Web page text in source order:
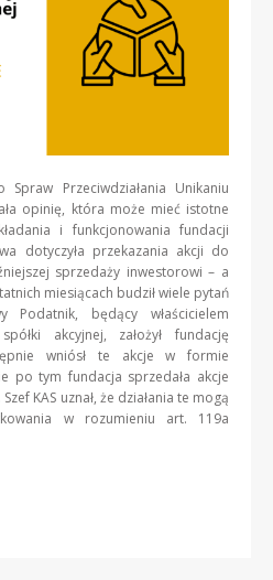
Przeciwdziałania Unikaniu
opinię, która może mieć istotne
i funkcjonowania fundacji
dotyczyła przekazania akcji do
sprzedaży inwestorowi – a
miesiącach budził wiele pytań
Podatnik, będący właścicielem
akcyjnej, założył fundację
wniósł te akcje w formie
po tym fundacja sprzedała akcje
KAS uznał, że działania te mogą
w rozumieniu art. 119a